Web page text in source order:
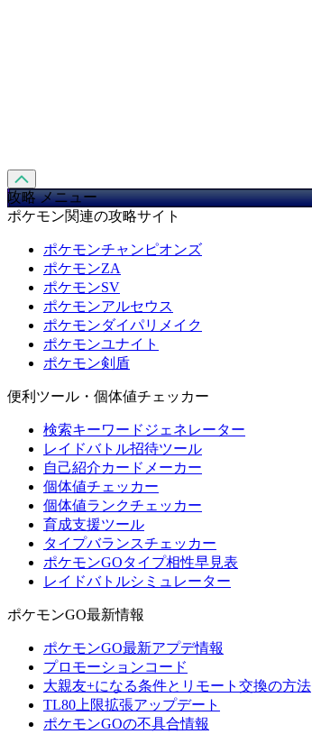
攻略 メニュー
ポケモン関連の攻略サイト
ポケモンチャンピオンズ
ポケモンZA
ポケモンSV
ポケモンアルセウス
ポケモンダイパリメイク
ポケモンユナイト
ポケモン剣盾
便利ツール・個体値チェッカー
検索キーワードジェネレーター
レイドバトル招待ツール
自己紹介カードメーカー
個体値チェッカー
個体値ランクチェッカー
育成支援ツール
タイプバランスチェッカー
ポケモンGOタイプ相性早見表
レイドバトルシミュレーター
ポケモンGO最新情報
ポケモンGO最新アプデ情報
プロモーションコード
大親友+になる条件とリモート交換の方法
TL80上限拡張アップデート
ポケモンGOの不具合情報